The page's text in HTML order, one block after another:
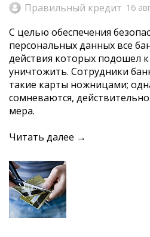
Правильный кредит 16
С целью обеспечения
персональных данных все
действия которых подошел
уничтожить. Сотрудники
такие карты ножницами;
сомневаются,
мера.
Читать далее →